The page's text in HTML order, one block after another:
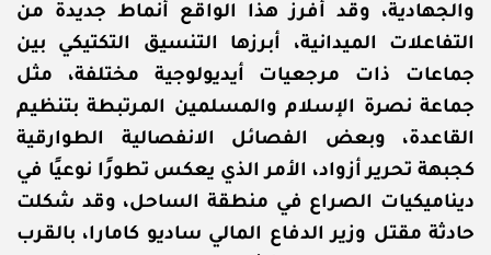
والجهادية، وقد أفرز هذا الواقع أنماط جديدة من
التفاعلات الميدانية، أبرزها التنسيق التكتيكي بين
جماعات ذات مرجعيات أيديولوجية مختلفة، مثل
جماعة نصرة الإسلام والمسلمين المرتبطة بتنظيم
القاعدة، وبعض الفصائل الانفصالية الطوارقية
كجبهة تحرير أزواد، الأمر الذي يعكس تطورًا نوعيًا في
ديناميكيات الصراع في منطقة الساحل، وقد شكلت
حادثة مقتل وزير الدفاع المالي ساديو كامارا، بالقرب